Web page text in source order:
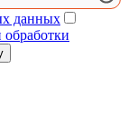
данных